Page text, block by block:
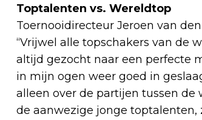
Toptalenten vs. Wereldtop
Toernooidirecteur Jeroen van
“Vrijwel alle topschakers van de
altijd gezocht naar een perfecte
in mijn ogen weer goed in
alleen over de partijen tussen
de aanwezige jonge toptalenten,